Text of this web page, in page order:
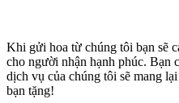
Khi gửi hoa từ chúng tôi bạn sẽ
cho người nhận hạnh phúc. Bạn
dịch vụ của chúng tôi sẽ mang
bạn tặng!